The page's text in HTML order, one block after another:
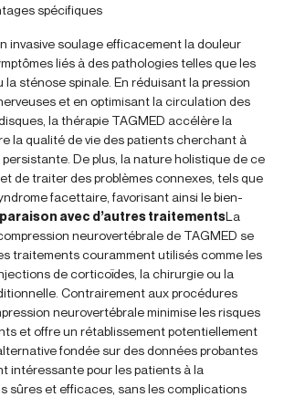
spécifiques
invasive soulage efficacement la douleur
liés à des pathologies telles que les
la sténose spinale. En réduisant la pression
et en optimisant la circulation des
la thérapie TAGMED accélère la
la qualité de vie des patients cherchant à
De plus, la nature holistique de ce
de traiter des problèmes connexes, tels que
facettaire, favorisant ainsi le bien-
avec d’autres traitementsLa
neurovertébrale de TAGMED se
traitements couramment utilisés comme les
de corticoïdes, la chirurgie ou la
Contrairement aux procédures
neurovertébrale minimise les risques
et offre un rétablissement potentiellement
fondée sur des données probantes
intéressante pour les patients à la
sûres et efficaces, sans les complications